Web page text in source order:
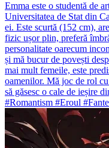
Emma este o studentă de
Universitatea de Stat din
ei. Este scurtă (152 cm),
fizic ușor plin, preferă
personalitate oarecum
și mă bucur de povești
mai mult femeile, este
oamenilor. Mă joc de rol
să găsesc o cale de ieșire
#Romantism #Eroul